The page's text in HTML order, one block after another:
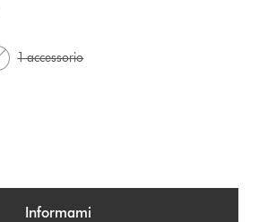
1 accessorio
Informami